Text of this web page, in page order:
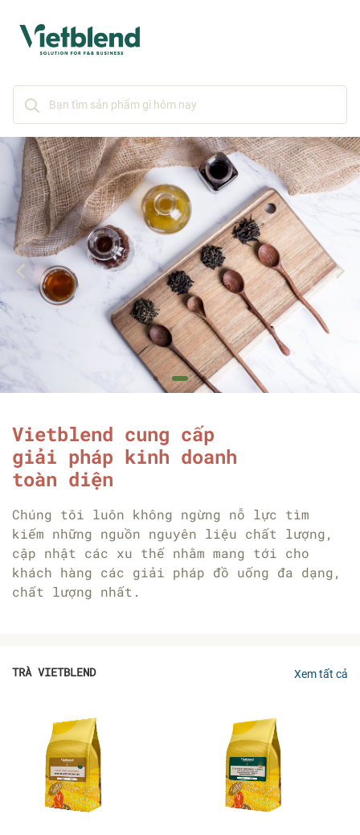
Vietblend cung cấp
giải pháp kinh doanh
toàn diện
Chúng tôi luôn không ngừng nỗ lực tìm
kiếm những nguồn nguyên liệu chất lượng,
cập nhật các xu thế nhằm mang tới cho
khách hàng các giải pháp đồ uống đa dạng,
chất lượng nhất.
TRÀ VIETBLEND Xem tất cả